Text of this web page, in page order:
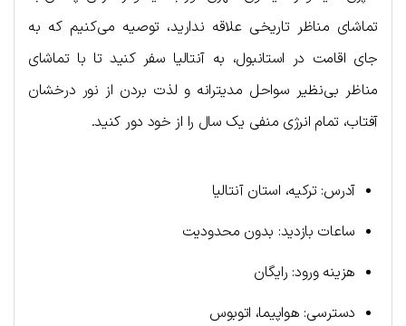
تماشای مناظر تاریخی علاقه ندارید، توصیه می‌کنیم که به
جای اقامت در استانبول، به آنتالیا سفر کنید تا با تماشای
مناظر بی‌نظیر سواحل مدیترانه و لذت بردن از نور درخشان
آفتاب، تمام انرژی منفی یک سال را از خود دور کنید.
آدرس: ترکیه، استان آنتالیا
ساعات بازدید: بدون محدودیت
هزینه ورود: رایگان
دسترسی: هواپیما، اتوبوس